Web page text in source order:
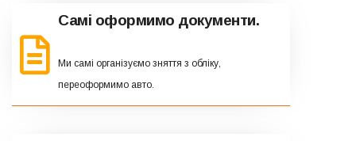
Самі оформимо документи.
Ми самі організуємо зняття з обліку,
переоформимо авто.